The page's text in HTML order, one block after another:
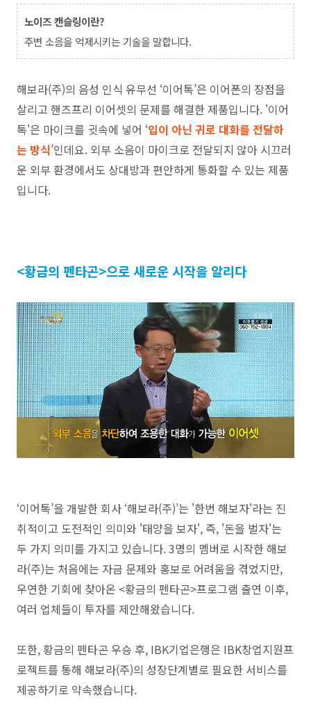
노이즈 캔슬링이란?
주변 소음을 억제시키는 기술을 말합니다.
해보라(주)의 음성 인식 유무선 ‘이어톡’은 이어폰의 장점을
살리고 핸즈프리 이어셋의 문제를 해결한 제품입니다. '이어
톡'은 마이크를 귓속에 넣어 ‘입이 아닌 귀로 대화를 전달하
는 방식’인데요. 외부 소음이 마이크로 전달되지 않아 시끄러
운 외부 환경에서도 상대방과 편안하게 통화할 수 있는 제품
입니다.
<황금의 펜타곤>으로 새로운 시작을 알리다
‘이어톡’을 개발한 회사 ‘해보라(주)’는 '한번 해보자'라는 진
취적이고 도전적인 의미와 '태양을 보자', 즉, '돈을 벌자'는
두 가지 의미를 가지고 있습니다. 3명의 멤버로 시작한 해보
라(주)는 처음에는 자금 문제와 홍보로 어려움을 겪었지만,
우연한 기회에 찾아온 <황금의 펜타곤>프로그램 출연 이후,
여러 업체들이 투자를 제안해왔습니다.
또한, 황금의 펜타곤 우승 후, IBK기업은행은 IBK창업지원프
로젝트를 통해 해보라(주)의 성장단계별로 필요한 서비스를
제공하기로 약속했습니다.